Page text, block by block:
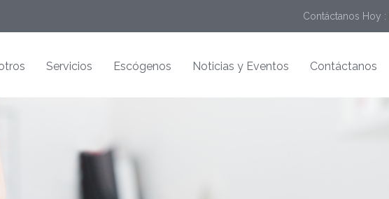
Contáctanos Hoy :
Servicios Escógenos Noticias y Eventos Contáctanos